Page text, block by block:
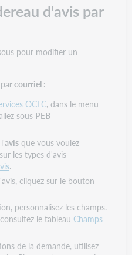
d'avis par
pour modifier un
courriel :
OCLC, dans le menu
sous PEB
avisque vous voulez
les types d'avis
.
cliquez sur le bouton
personnalisez les champs.
le tableau Champs
de la demande, utilisez